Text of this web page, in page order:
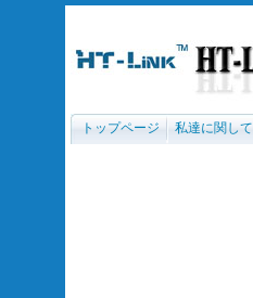
トップページ 私達に関して